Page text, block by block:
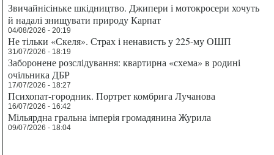
Звичайнісіньке шкідництво. Джипери і мотокросери хочуть
й надалі знищувати природу Карпат
04/08/2026 - 20:19
Не тільки «Скеля». Страх і ненависть у 225-му ОШП
31/07/2026 - 18:19
Заборонене розслідування: квартирна «схема» в родині
очільника ДБР
17/07/2026 - 18:27
Психопат-городник. Портрет комбрига Лучанова
16/07/2026 - 16:42
Мільярдна гральна імперія громадянина Журила
09/07/2026 - 18:04